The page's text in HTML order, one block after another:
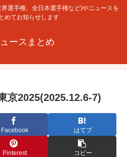
選手権、全日本選手権など)やニュースを
めてお知らせします
ースまとめ
京2025(2025.12.6-7)
Facebook はてブ
Pinterest コピー